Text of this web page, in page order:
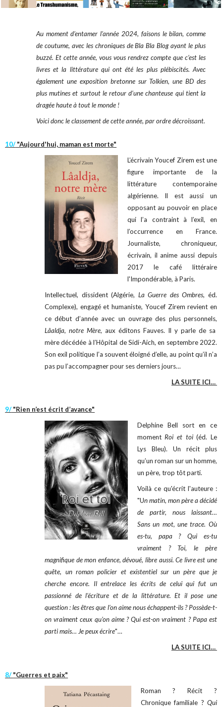
Au moment d’entamer l’année 2024, faisons le bilan, comme
de coutume, avec les chroniques de Bla Bla Blog ayant le plus
buzzé. Et cette année, vous vous rendrez compte que c’est les
livres et la littérature qui ont été les plus plébiscités. Avec
également une exposition bretonne sur Tolkien, une BD des
plus mutines et surtout le retour d’une chanteuse qui tient la
dragée haute à tout le monde !
Voici donc le classement de cette année, par ordre décroissant.
10/"Aujourd'hui, maman est morte"
L’écrivain Youcef Zirem est une
figure importante de la
littérature contemporaine
algérienne. Il est aussi un
opposant au pouvoir en place
qui l’a contraint à l’exil, en
l’occurrence en France.
Journaliste, chroniqueur,
écrivain, il anime aussi depuis
2017 le café littéraire
l'Impondérable, à Paris.
Intellectuel, dissident (Algérie, La Guerre des Ombres, éd.
Complexe), engagé et humaniste, Youcef Zirem revient en
ce début d’année avec un ouvrage des plus personnels,
Lâaldja, notre Mère, aux éditons Fauves. Il y parle de sa
mère décédée à l’Hôpital de Sidi-Aich, en septembre 2022.
Son exil politique l’a souvent éloigné d’elle, au point qu’il n’a
pas pu l’accompagner pour ses derniers jours…
LA SUITE ICI…
9/"Rien n’est écrit d’avance"
Delphine Bell sort en ce
moment Roi et toi(éd. Le
Lys Bleu). Un récit plus
qu’un roman sur un homme,
un père, trop tôt parti.
Voilà ce qu'écrit l'auteure :
"Un matin, mon père a décidé
de partir, nous laissant…
Sans un mot, une trace. Où
es-tu, papa ? Qui es-tu
vraiment ? Toi, le père
magnifique de mon enfance, dévoué, libre aussi. Ce livre est une
quête, un roman policier et existentiel sur un père que je
cherche encore. Il entrelace les écrits de celui qui fut un
passionné de l’écriture et de la littérature. Et il pose une
question : les êtres que l’on aime nous échappent-ils ? Possède-t-
on vraiment ceux qu’on aime ? Qui est-on vraiment ? Papa est
parti mais… Je peux écrire"…
LA SUITE ICI…
8/"Guerres et paix"
Roman ? Récit ?
Chronique familiale ? Qui